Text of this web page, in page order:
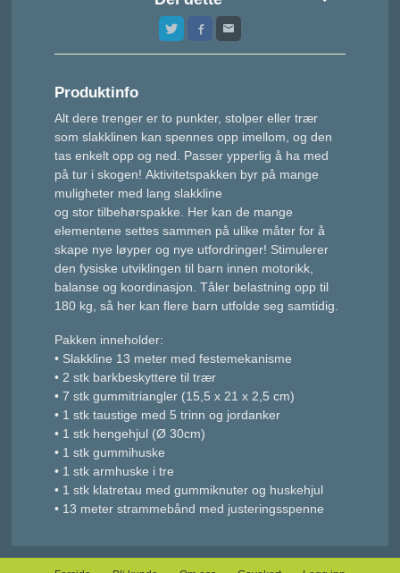
Produktinfo
Alt dere trenger er to punkter, stolper eller trær
som slakklinen kan spennes opp imellom, og den
tas enkelt opp og ned. Passer ypperlig å ha med
på tur i skogen! Aktivitetspakken byr på mange
muligheter med lang slakkline
og stor tilbehørspakke. Her kan de mange
elementene settes sammen på ulike måter for å
skape nye løyper og nye utfordringer! Stimulerer
den fysiske utviklingen til barn innen motorikk,
balanse og koordinasjon. Tåler belastning opp til
180 kg, så her kan flere barn utfolde seg samtidig.
Pakken inneholder:
• Slakkline 13 meter med festemekanisme
• 2 stk barkbeskyttere til trær
• 7 stk gummitriangler (15,5 x 21 x 2,5 cm)
• 1 stk taustige med 5 trinn og jordanker
• 1 stk hengehjul (Ø 30cm)
• 1 stk gummihuske
• 1 stk armhuske i tre
• 1 stk klatretau med gummiknuter og huskehjul
• 13 meter strammebånd med justeringsspenne